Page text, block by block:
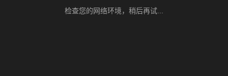
检查您的网络环境，稍后再试...